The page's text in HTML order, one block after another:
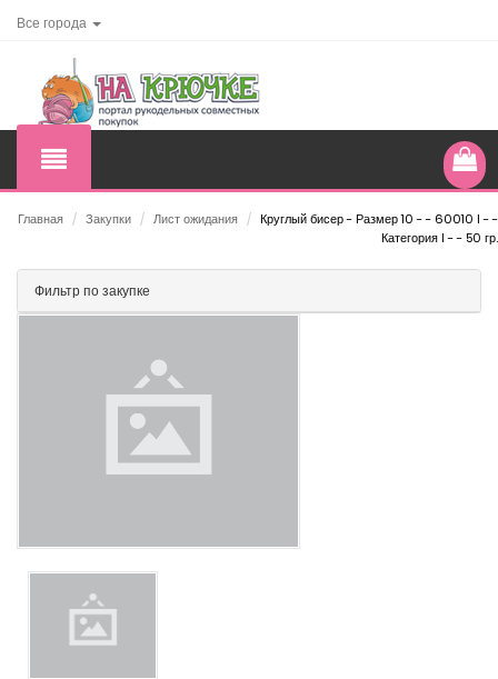
Все города
Главная / Закупки / Лист ожидания / Круглый бисер - Размер 10 - - 60010 I - -
Категория I - - 50 гр.
Фильтр по закупке